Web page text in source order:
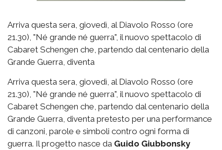
Arriva questa sera, giovedì, al Diavolo Rosso (ore
21.30), "Né grande né guerra", il nuovo spettacolo di
Cabaret Schengen che, partendo dal centenario della
Grande Guerra, diventa
Arriva questa sera, giovedì, al Diavolo Rosso (ore
21.30), "Né grande né guerra", il nuovo spettacolo di
Cabaret Schengen che, partendo dal centenario della
Grande Guerra, diventa pretesto per una performance
di canzoni, parole e simboli contro ogni forma di
guerra. Il progetto nasce da Guido Giubbonsky